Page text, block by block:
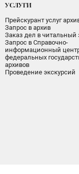
УСЛУГИ
Прейскурант услуг
Запрос в архив
Заказ дел в читальный
Запрос в Справочно-
информационный
федеральных
архивов
Проведение экскурсий